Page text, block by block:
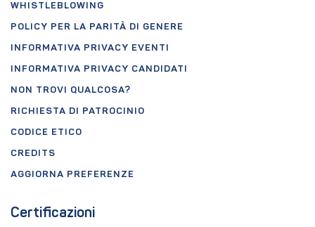
WHISTLEBLOWING
POLICY PER LA PARITÀ DI GENERE
INFORMATIVA PRIVACY EVENTI
INFORMATIVA PRIVACY CANDIDATI
NON TROVI QUALCOSA?
RICHIESTA DI PATROCINIO
CODICE ETICO
CREDITS
AGGIORNA PREFERENZE
Certificazioni